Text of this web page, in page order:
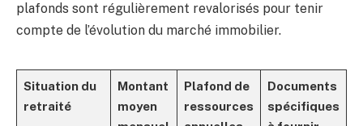
plafonds sont régulièrement revalorisés pour tenir
compte de l’évolution du marché immobilier.
Situation du
retraité
Montant
moyen
Plafond de
ressources
Documents
spécifiques